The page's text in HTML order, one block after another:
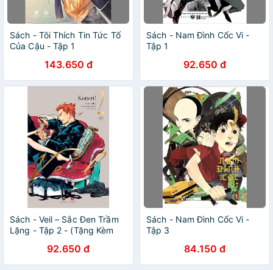
Sách - Tôi Thích Tin Tức Tố
Của Cậu - Tập 1
143.650 đ
Sách - Nam Đình Cốc Vi -
Tập 1
92.650 đ
Sách - Veil – Sắc Đen Trầm
Lặng - Tập 2 - (Tặng Kèm
92.650 đ
Sách - Nam Đình Cốc Vi -
Tập 3
84.150 đ